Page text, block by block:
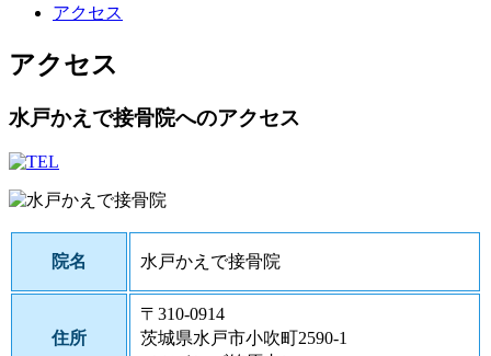
アクセス
アクセス
水戸かえで接骨院へのアクセス
院名 水戸かえで接骨院
住所
〒310-0914
茨城県水戸市小吹町2590-1